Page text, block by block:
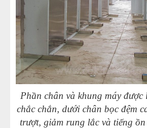
Phần chân và khung máy được
chắc chắn, dưới chân bọc đệm
trượt, giảm rung lắc và tiếng